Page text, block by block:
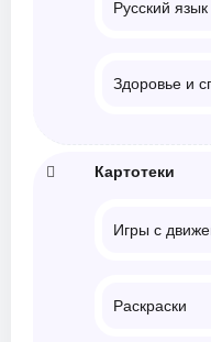
Русский
Здоровье и
Картотеки
Игры с
Раскраски